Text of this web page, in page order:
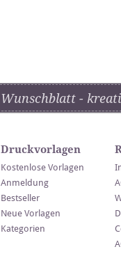
Wunschblatt -
Druckvorlagen
Kostenlose Vorlagen
Anmeldung
Bestseller
Neue Vorlagen
Kategorien